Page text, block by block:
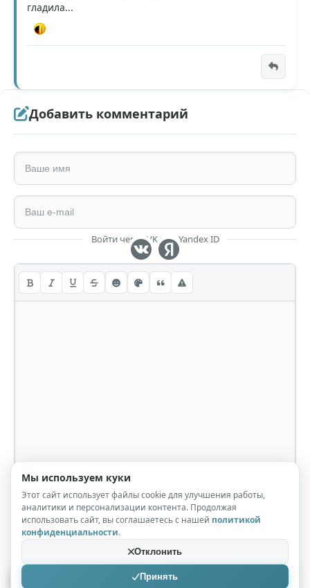
гладила...
Добавить комментарий
Войти через VK или Yandex ID
Отправить
Мы используем куки
Этот сайт использует файлы cookie для улучшения работы,
аналитики и персонализации контента. Продолжая
использовать сайт, вы соглашаетесь с нашей политикой
конфиденциальности.
Отклонить
Принять